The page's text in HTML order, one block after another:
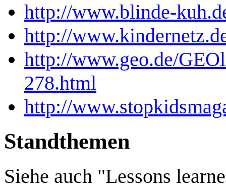
http://www.blinde-
http://
http://www.geo.de/
278.html
http://
Standthemen
Siehe auch "Lessons